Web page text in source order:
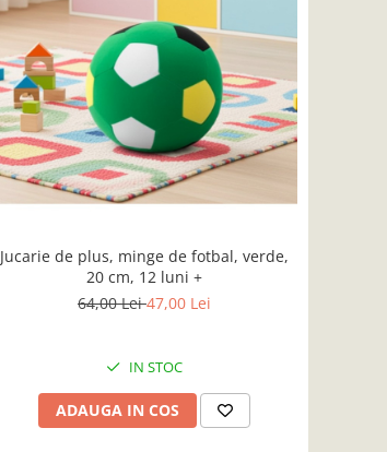
Jucarie de plus, minge de fotbal, verde,
20 cm, 12 luni +
64,00 Lei47,00 Lei
IN STOC
ADAUGA IN COS